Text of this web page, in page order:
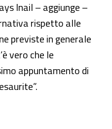
Inail – aggiunge –
rispetto alle
previste in generale
vero che le
appuntamento di